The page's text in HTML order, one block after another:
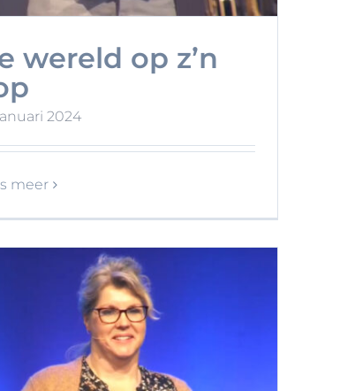
wereld op z’n
2024
meer